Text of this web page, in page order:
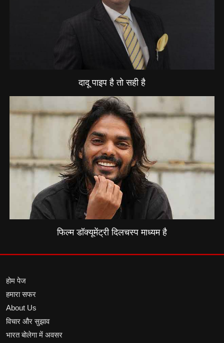
दादू पाइप है तो सही है
फिल्म डॉक्यूमेंट्री दिलचस्प माध्यम है
होम पेज
हमारा सफर
About Us
विचार और सुझाव
भारत बोलेगा में अवसर